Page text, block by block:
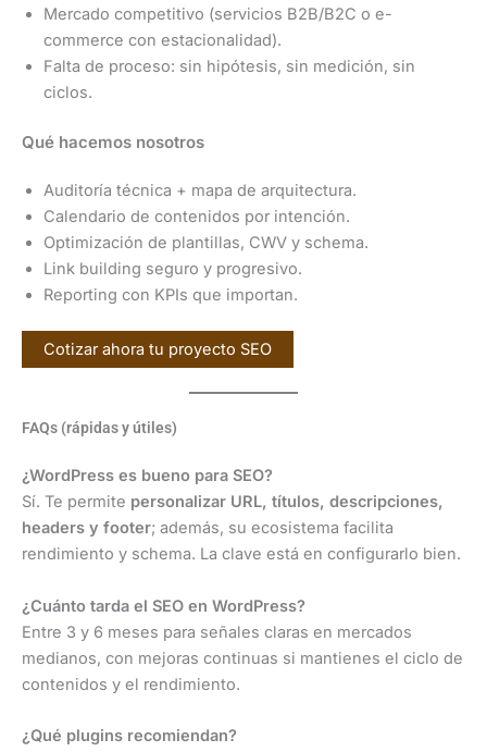
Mercado competitivo (servicios B2B/B2C o e-
commerce con estacionalidad).
Falta de proceso: sin hipótesis, sin medición, sin
ciclos.
Qué hacemos nosotros
Auditoría técnica + mapa de arquitectura.
Calendario de contenidos por intención.
Optimización de plantillas, CWV y schema.
Link building seguro y progresivo.
Reporting con KPIs que importan.
Cotizar ahora tu proyecto SEO
FAQs (rápidas y útiles)
¿WordPress es bueno para SEO?
Sí. Te permite personalizar URL, títulos, descripciones,
headers y footer; además, su ecosistema facilita
rendimiento y schema. La clave está en configurarlo bien.
¿Cuánto tarda el SEO en WordPress?
Entre 3 y 6 meses para señales claras en mercados
medianos, con mejoras continuas si mantienes el ciclo de
contenidos y el rendimiento.
¿Qué plugins recomiendan?